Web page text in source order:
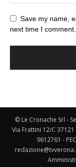
Save my name,
next time I comment.
© Le Cronache Srl -
Via Frattini 12/C
9612761 -